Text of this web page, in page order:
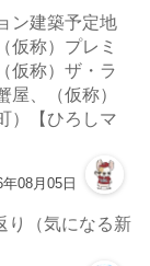
ン建築予定地
仮称）プレミ
仮称）ザ・ラ
屋、（仮称）
）【ひろしマ
08月05日
り（気になる新